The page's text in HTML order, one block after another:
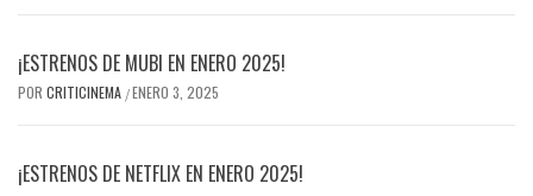
¡ESTRENOS DE MUBI EN ENERO 2025!
POR CRITICINEMA /ENERO 3, 2025
¡ESTRENOS DE NETFLIX EN ENERO 2025!